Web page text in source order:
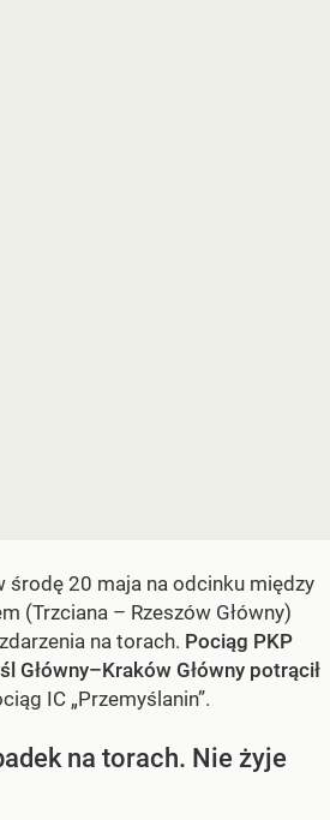
środę 20 maja na odcinku między
(Trzciana – Rzeszów Główny)
na torach. Pociąg PKP
Główny–Kraków Główny potrącił
IC „Przemyślanin”.
na torach. Nie żyje